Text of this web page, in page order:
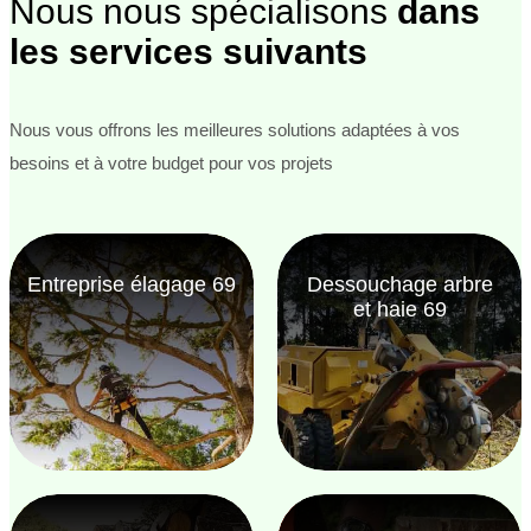
Nous nous spécialisons dans
les services suivants
Nous vous offrons les meilleures solutions adaptées à vos
besoins et à votre budget pour vos projets
Entreprise élagage 69
Dessouchage arbre
et haie 69